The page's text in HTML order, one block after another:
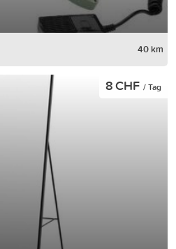
40 km
8 CHF / Tag